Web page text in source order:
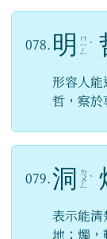
078. 明 ㄇ
ㄧ
ㄥ
ˊ
形容人能
哲，察於
079. 洞 ㄉ
ㄨ
ㄥ
ˋ
表示能清
地；燭，